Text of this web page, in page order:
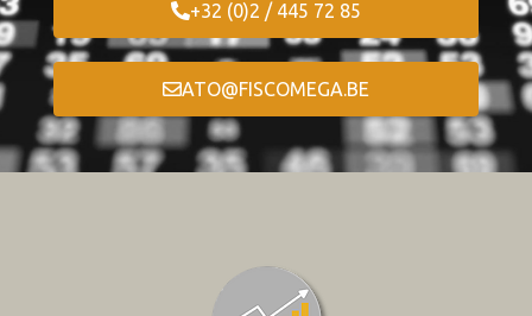
+32 (0)2 / 445 72 85
ATO@FISCOMEGA.BE